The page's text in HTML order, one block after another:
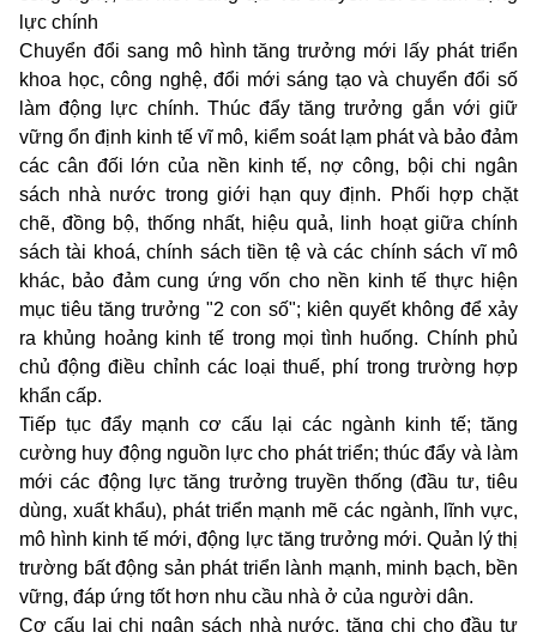
lực chính
Chuyển đổi sang mô hình tăng trưởng mới lấy phát triển
khoa học, công nghệ, đổi mới sáng tạo và chuyển đổi số
làm động lực chính. Thúc đẩy tăng trưởng gắn với giữ
vững ổn định kinh tế vĩ mô, kiểm soát lạm phát và bảo đảm
các cân đối lớn của nền kinh tế, nợ công, bội chi ngân
sách nhà nước trong giới hạn quy định. Phối hợp chặt
chẽ, đồng bộ, thống nhất, hiệu quả, linh hoạt giữa chính
sách tài khoá, chính sách tiền tệ và các chính sách vĩ mô
khác, bảo đảm cung ứng vốn cho nền kinh tế thực hiện
mục tiêu tăng trưởng"2 con số"; kiên quyết không để xảy
ra khủng hoảng kinh tế trong mọi tình huống. Chính phủ
chủ động điều chỉnh các loại thuế, phí trong trường hợp
khẩn cấp.
Tiếp tục đẩy mạnh cơ cấu lại các ngành kinh tế; tăng
cường huy động nguồn lực cho phát triển; thúc đẩy và làm
mới các động lực tăng trưởng truyền thống (đầu tư, tiêu
dùng, xuất khẩu), phát triển mạnh mẽ các ngành, lĩnh vực,
mô hình kinh tế mới, động lực tăng trưởng mới. Quản lý thị
trường bất động sản phát triển lành mạnh, minh bạch, bền
vững, đáp ứng tốt hơn nhu cầu nhà ở của người dân.
Cơ cấu lại chi ngân sách nhà nước, tăng chi cho đầu tư